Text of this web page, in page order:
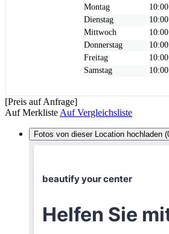
Montag
Dienstag
Mittwoch
Donnerstag
Freitag
Samstag
[Preis auf Anfrage]
Auf Merkliste Auf Vergleichsliste
Fotos von dieser Location hochladen